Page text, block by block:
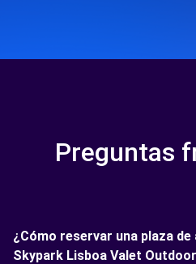
Preguntas
¿Cómo reservar una plaza
Skypark Lisboa Valet